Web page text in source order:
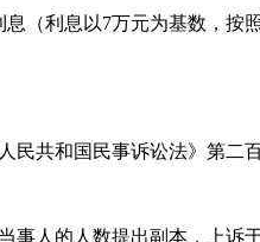
（利息以7万元为基数，按
共和国民事诉讼法》第二
人的人数提出副本，上诉